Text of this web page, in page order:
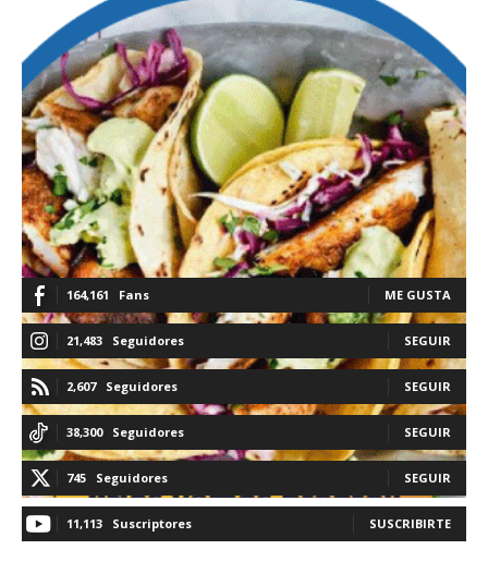
164,161 Fans ME GUSTA
21,483 Seguidores SEGUIR
2,607 Seguidores SEGUIR
38,300 Seguidores SEGUIR
745 Seguidores SEGUIR
11,113 Suscriptores SUSCRIBIRTE